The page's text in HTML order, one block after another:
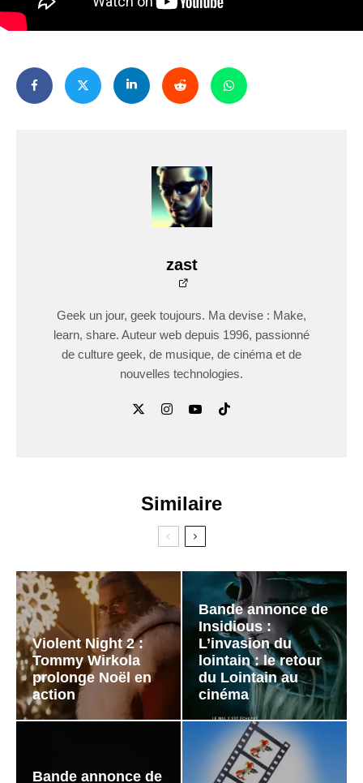
zast
Geek un jour, geek toujours. Ma devise : Make,
learn, share. Auteur web depuis 1996, passionné
de culture geek, de musique, de cinéma et de
nouvelles technologies.
Similaire
Violent Night 2 :
Tommy Wirkola
prolonge Noël en
action
Bande annonce de
Insidious :
L’invasion du
lointain : le retour
du Lointain au
cinéma
Bande annonce de